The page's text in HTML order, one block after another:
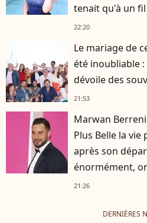
tenait qu'à un fil
22:20
Le mariage de
été inoubliable
dévoile des
21:53
Marwan
Plus Belle la vie
après son
énormément,
21:26
DERNIÈRES